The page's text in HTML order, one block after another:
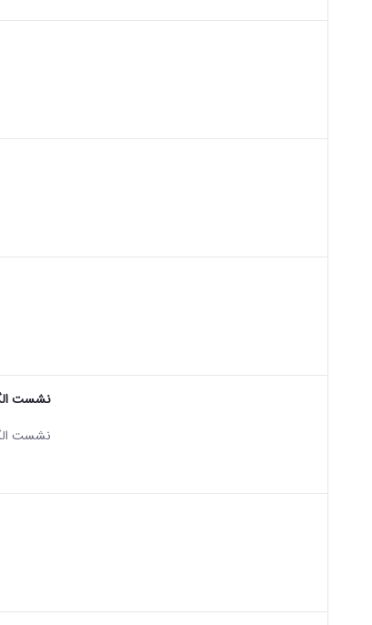
of this content.
of this content.
of this content.
نشست
of this content.نشست
of this content.